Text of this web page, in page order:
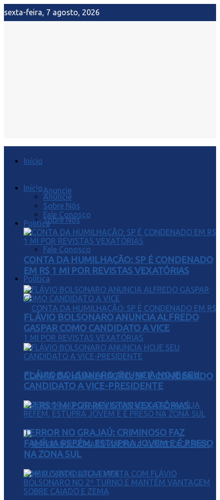
sexta-feira, 7 agosto, 2026
Início
Anuncie
Sobre Nós
Fale Conosco
Política
CONTA DA HUMILHAÇÃO: SP É CONDENADO
EM R$ 1 MI POR REVISTAS VEXATÓRIAS
Início
Anuncie
Sobre Nós
Fale Conosco
Política
CONTA DA HUMILHAÇÃO: SP É CONDENADO
EM R$ 1 MI POR REVISTAS VEXATÓRIAS
FLÁVIO BOLSONARO ANUNCIA ALFREDO
GASPAR COMO CANDIDATO A VICE
FLÁVIO BOLSONARO ANUNCIA HOJE SEU
CANDIDATO A VICE-PRESIDENTE
TERROR NO GRAJAÚ: CRIMINOSO FAZ
FAMÍLIA REFÉM, ESTUPRA JOVEM E É PRESO
NA ZONA SUL